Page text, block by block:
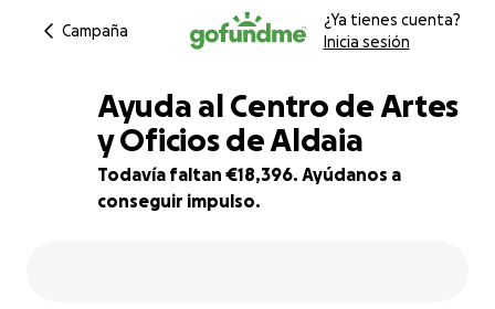
Campaña
¿Ya tienes cuenta?
Inicia sesión
8% complete
Ayuda al Centro de Artes
y Oficios de Aldaia
Todavía faltan €18,396. Ayúdanos a
conseguir impulso.